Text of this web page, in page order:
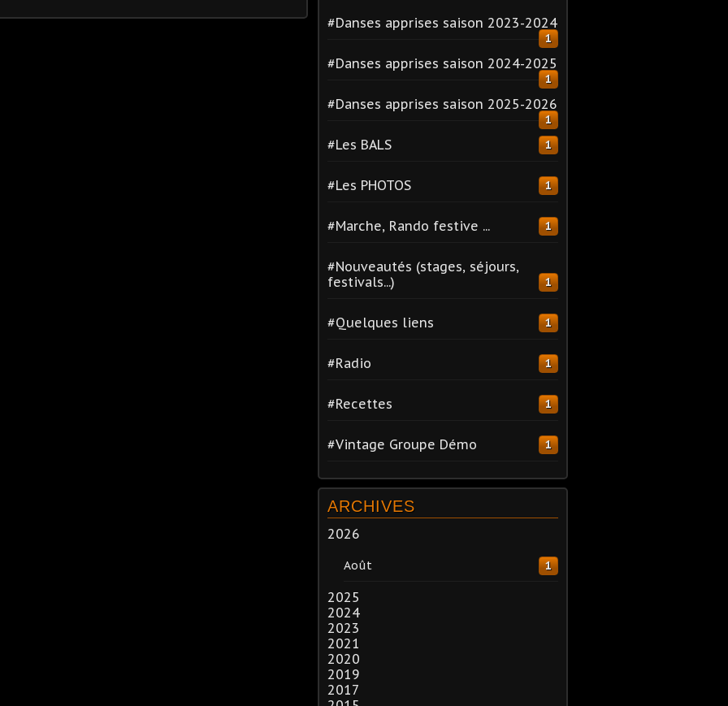
#Danses apprises saison 2023-2024
1
#Danses apprises saison 2024-2025
1
#Danses apprises saison 2025-2026
1
#Les BALS 1
#Les PHOTOS 1
#Marche, Rando festive ... 1
#Nouveautés (stages, séjours,
festivals...)
1
#Quelques liens 1
#Radio 1
#Recettes 1
#Vintage Groupe Démo 1
ARCHIVES
2026
Août 1
2025
2024
2023
2021
2020
2019
2017